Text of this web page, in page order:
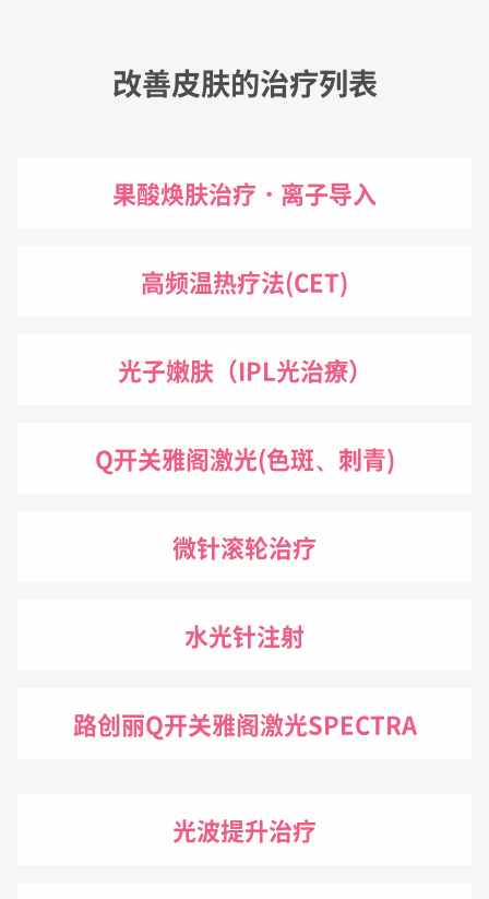
改善皮肤的治疗列表
果酸焕肤治疗・离子导入
高频温热疗法(CET)
光子嫩肤（IPL光治療）
Q开关雅阁激光(色斑、刺青)
微针滚轮治疗
水光针注射
路创丽Q开关雅阁激光SPECTRA
光波提升治疗